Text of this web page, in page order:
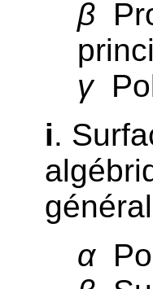
β
γ
i.
α